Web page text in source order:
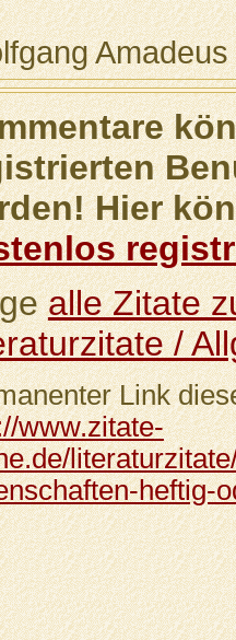
Hier
alle Zitate
/
Link
www.zitate-
heftig-